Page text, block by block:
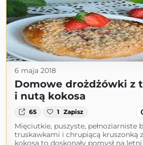
6 maja 2018
Domowe drożdżówki z
i nutą kokosa
65 1 Zapisz
Mięciutkie, puszyste, pełnoziarniste
truskawkami i chrupiącą kruszonką
kokosa to doskonały pomysł na letni